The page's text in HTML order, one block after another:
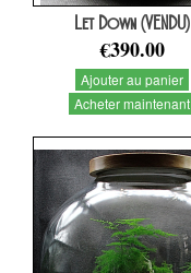
Let Down (VENDU)
€390.00
Ajouter au panier
Acheter maintenant